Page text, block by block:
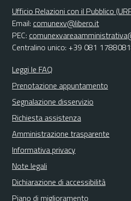
Ufficio Relazioni con il Pubblico
Email: comunexv@libero.it
PEC:
Centralino unico: +39 081
Leggi le FAQ
Prenotazione appuntamento
Segnalazione disservizio
Richiesta assistenza
Amministrazione trasparente
Informativa privacy
Note legali
Dichiarazione di accessibilità
Piano di miglioramento